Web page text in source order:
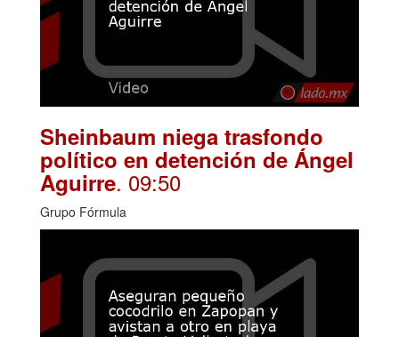
Sheinbaum niega trasfondo
político en detención de Ángel
Aguirre. 09:50
Grupo Fórmula